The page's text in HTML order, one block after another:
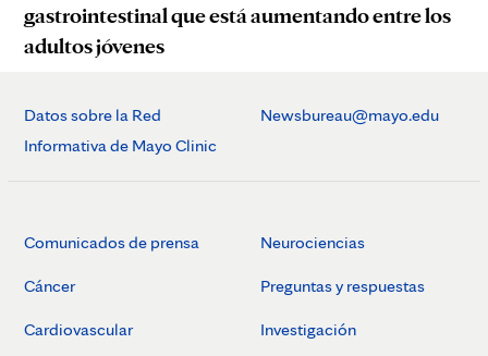
gastrointestinal que está aumentando entre los
adultos jóvenes
Datos sobre la Red
Informativa de Mayo Clinic
Newsbureau@mayo.edu
Comunicados de prensa
Cáncer
Cardiovascular
Neurociencias
Preguntas y respuestas
Investigación